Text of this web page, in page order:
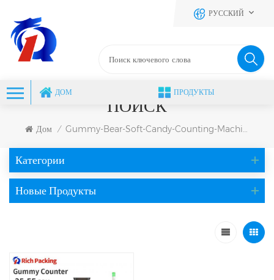
РУССКИЙ
ДОМ ПРОДУКТЫ
ПОИСК
Дом / Gummy-Bear-Soft-Candy-Counting-Machine
Категории
Новые Продукты